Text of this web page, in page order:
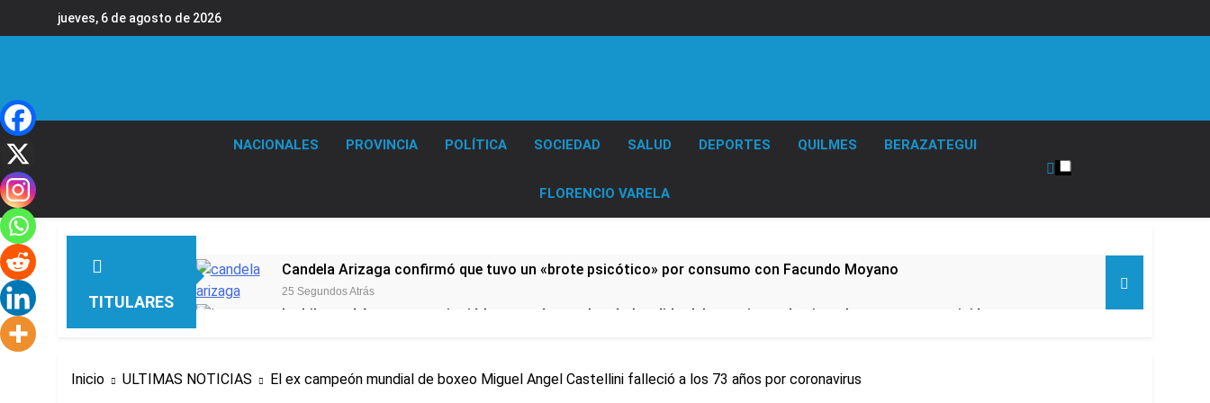
jueves, 6 de agosto de 2026
NACIONALES PROVINCIA POLÍTICA SOCIEDAD SALUD DEPORTES QUILMES BERAZATEGUI
FLORENCIO VARELA
TITULARES
Candela Arizaga confirmó que tuvo un «brote psicótico» por consumo con Facundo Moyano
25 Segundos Atrás
La Libertad Avanza consiguió la mayoría y rechazó el pedido del peronismo de girar el proyecto a comisión
41 Minutos Atrás
Inicio ULTIMAS NOTICIAS El ex campeón mundial de boxeo Miguel Angel Castellini falleció a los 73 años por coronavirus